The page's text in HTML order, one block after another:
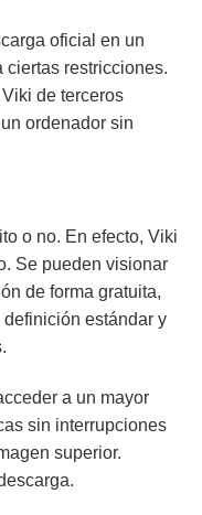
oficial en un
ciertas restricciones.
de terceros
ordenador sin
o no. En efecto, Viki
Se pueden visionar
de forma gratuita,
estándar y
a un mayor
sin interrupciones
superior.